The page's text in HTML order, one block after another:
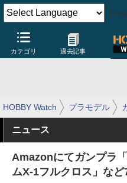
カテゴリ 過去記事
HOBBY Watch プラモデル
ニュース
Amazonにてガンプラ
ムX-1フルクロス」など